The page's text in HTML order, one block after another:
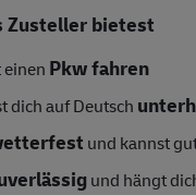
Zusteller bietest
Pkw fahren
dich auf Deutsch
und kannst
und hängt